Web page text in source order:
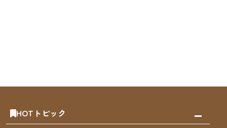
HOTトピック